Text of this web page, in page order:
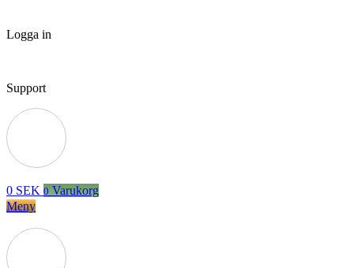
Logga in
Support
0 SEK 0 Varukorg
Meny